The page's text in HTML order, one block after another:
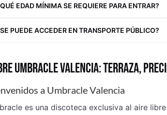
EDAD MÍNIMA SE REQUIERE PARA ENTRAR?
PUEDE ACCEDER EN TRANSPORTE PÚBLICO?
UMBRACLE VALENCIA: TERRAZA,
a Umbracle Valencia
es una discoteca exclusiva al aire